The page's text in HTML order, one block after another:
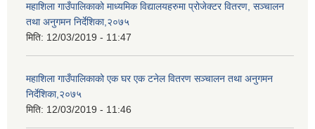
महाशिला गाउँपालिकाको माध्यमिक विद्यालयहरुमा प्रोजेक्टर वितरण, सञ्चालन
तथा अनुगमन निर्देशिका,२०७५
मिति: 12/03/2019 - 11:47
महाशिला गाउँपालिकाको एक घर एक टनेल वितरण सञ्चालन तथा अनुगमन
निर्देशिका,२०७५
मिति: 12/03/2019 - 11:46